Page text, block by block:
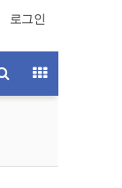
로그인